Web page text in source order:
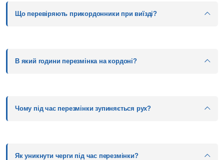
Що перевіряють прикордонники при виїзді?
В який години перезмінка на кордоні?
Чому під час перезмінки зупиняється рух?
Як уникнути черги під час перезмінки?